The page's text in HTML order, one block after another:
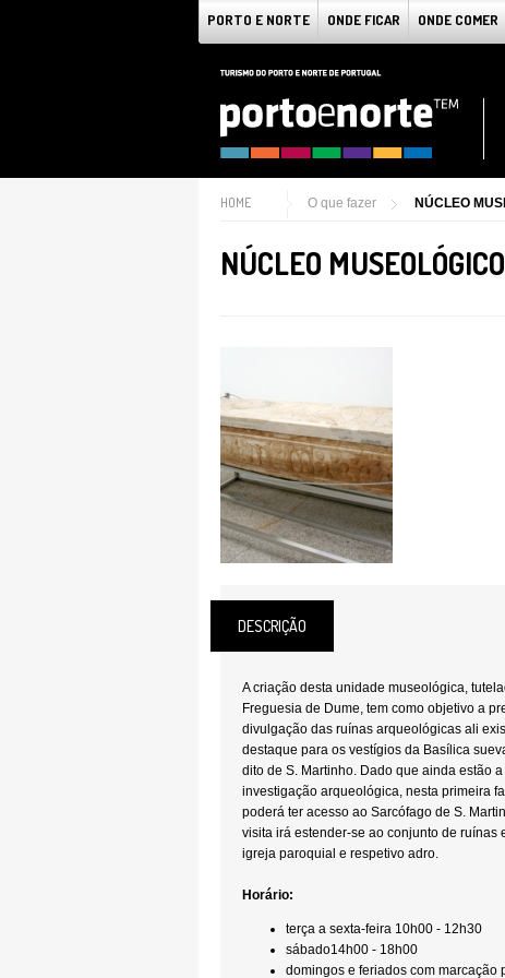
PORTO E NORTE ONDE FICAR ONDE COMER
HOME O que fazer NÚCLEO
NÚCLEO
DESCRIÇÃO
A criação desta unidade museológica,
Freguesia de Dume, tem como objetivo a
divulgação das ruínas arqueológicas ali
destaque para os vestígios da Basílica
dito de S. Martinho. Dado que ainda estão
investigação arqueológica, nesta primeira
poderá ter acesso ao Sarcófago de S.
visita irá estender-se ao conjunto de ruínas
igreja paroquial e respetivo adro.
Horário:
terça a sexta-feira 10h00 - 12h30
sábado14h00 - 18h00
domingos e feriados com marcação